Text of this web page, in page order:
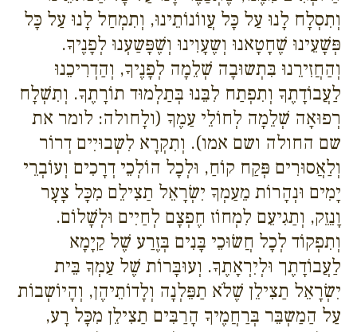
וְתִסְלָח לָנוּ עַל כָּל עֲווֹנוֹתֵינוּ, וְתִמְחַל לָנוּ עַל כָּל
פְּשָׁעֵינוּ שֶׁחָטָאנוּ וְשֶעָוִינוּ וְשֶׁפָּשַעְנוּ לְפָנֶיךָ.
וְהַחֲזִירֵנוּ בִּתְשוּבָה שְׁלֵמָה לְפָנֶיךָ, וְהַדְרִיכֵנוּ
לַעֲבוֹדָתֶךָ וְתִפְתַח לִבֵּנוּ בְּתַלְמוּד תוֹרָתֶךָ. וְתִשְׁלָח
רְפוּאָה שְׁלֵמָה לְחוֹלֵי עַמֶךָ (ולָחולה: לומר את
שם החולה ושם אמו). וְתִקְרָא לִשְבוּיִים דְרוֹר
וְלַאֲסוּרִים פְּקַח קוֹחַ, וּלְכָל הוֹלְכֵי דְרָכִים וְעוֹבְרֵי
יָמִים וּנְהָרוֹת מֵעַמְךָ יִשְׂרָאֵל תַצִילֵם מִכָּל צָעָר
וָנֵזֵק, וְתַגִיעֵם לִמְחוֹז חֶפְצָם לְחַיִים וּלְשָׁלוֹם.
וְתִפְקוֹד לְכָל חֲשׂוּכֵי בָּנִים בְּזֶרַע שֶׁל קַיָמָא
לַעֲבוֹדָתֶך וּלְיִרְאָתֶךָ. וְעוּבָּרוֹת שֶׁל עַמְךָ בֵּית
יִשְׂרָאֵל תַצִילֵן שֶׁלֹא תַפֵּלְנָה וְלָדוֹתֵיהֶן, וְהָיוֹשְבוֹת
עַל הַמַשְבֵּר בְּרַחֲמֶיךָ הָרַבִּים תַצִילֵן מִכָּל רָע,